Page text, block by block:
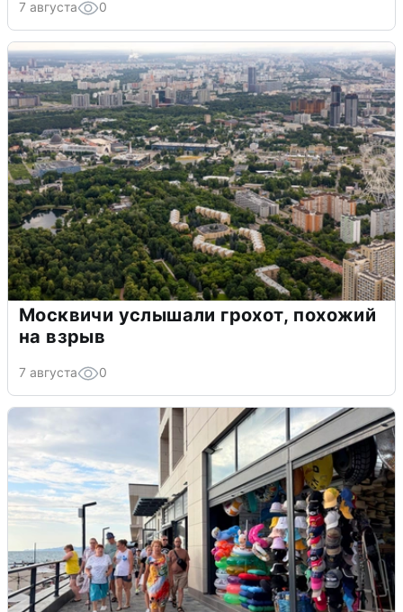
7 августа 0
Москвичи услышали грохот, похожий
на взрыв
7 августа 0